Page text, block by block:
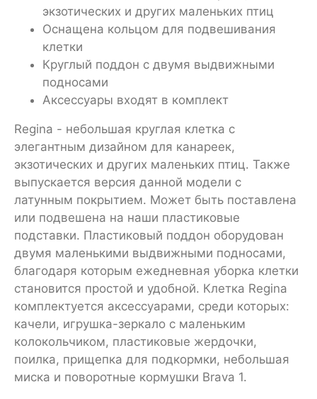
экзотических и других маленьких птиц
Оснащена кольцом для подвешивания
клетки
Круглый поддон с двумя выдвижными
подносами
Аксессуары входят в комплект
Regina - небольшая круглая клетка с
элегантным дизайном для канареек,
экзотических и других маленьких птиц. Также
выпускается версия данной модели с
латунным покрытием. Может быть поставлена
или подвешена на наши пластиковые
подставки. Пластиковый поддон оборудован
двумя маленькими выдвижными подносами,
благодаря которым ежедневная уборка клетки
становится простой и удобной. Клетка Regina
комплектуется аксессуарами, среди которых:
качели, игрушка-зеркало с маленьким
колокольчиком, пластиковые жердочки,
поилка, прищепка для подкормки, небольшая
миска и поворотные кормушки Brava 1.